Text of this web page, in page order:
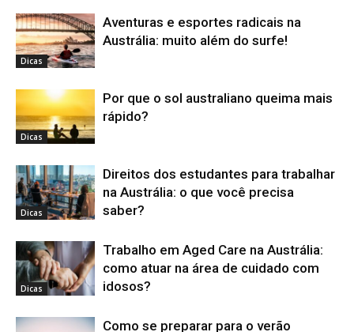
Dicas
Aventuras e esportes radicais na
Austrália: muito além do surfe!
Dicas
Por que o sol australiano queima mais
rápido?
Dicas
Direitos dos estudantes para trabalhar
na Austrália: o que você precisa
saber?
Dicas
Trabalho em Aged Care na Austrália:
como atuar na área de cuidado com
idosos?
Como se preparar para o verão